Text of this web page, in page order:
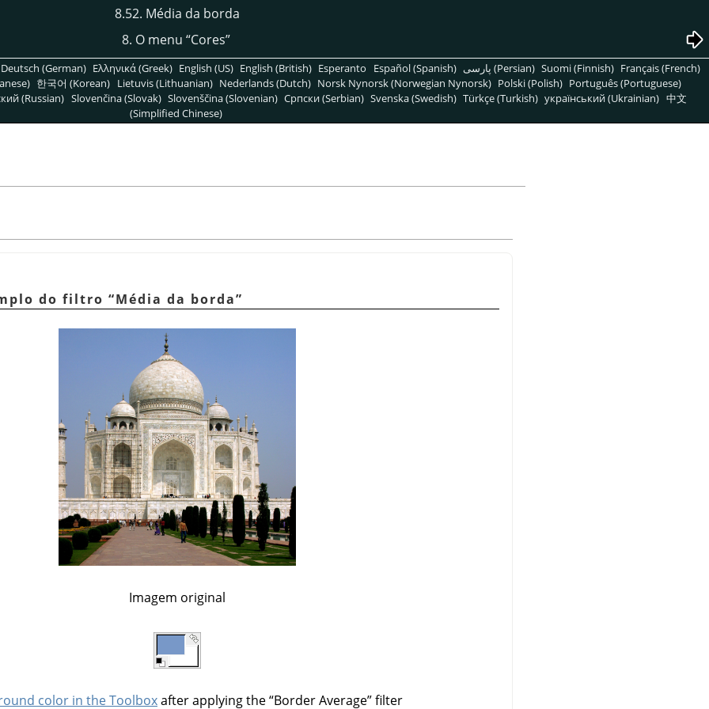
8.52. Média da borda
8. O menu “Cores”
Deutsch (German) Ελληνικά (Greek) English (US) English (British) Esperanto Español (Spanish) پارسی (Persian) Suomi (Finnish) Français (French)
한국어 (Korean) Lietuvis (Lithuanian) Nederlands (Dutch) Norsk Nynorsk (Norwegian Nynorsk) Polski (Polish) Português (Portuguese)
(Russian) Slovenčina (Slovak) Slovenščina (Slovenian) Српски (Serbian) Svenska (Swedish) Türkçe (Turkish) український (Ukrainian) 中文
(Simplified Chinese)
do filtro “Média da borda”
Imagem original
color in the Toolboxafter applying the“Border Average”filter